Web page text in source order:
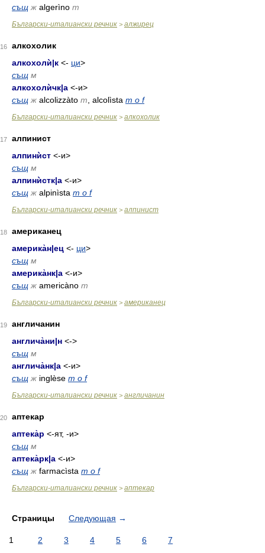
същ ж algerìno m
Български-италиански речник > алжирец
16
алкохолик
алкохолѝ|к <- ци>
същ м
алкохолѝчк|а <-и>
същ ж alcolizzàto m , alcolìsta m o f
Български-италиански речник > алкохолик
17
алпинист
алпинѝст <-и>
същ м
алпинѝстк|а <-и>
същ ж alpinìsta m o f
Български-италиански речник > алпинист
18
американец
америка̀н|ец <- ци>
същ м
америка̀нк|а <-и>
същ ж americàno m
Български-италиански речник > американец
19
англичанин
англича̀ни|н <->
същ м
англича̀нк|а <-и>
същ ж inglèse m o f
Български-италиански речник > англичанин
20
аптекар
аптека̀р <-ят, -и>
същ м
аптека̀рк|а <-и>
същ ж farmacìsta m o f
Български-италиански речник > аптекар
Страницы Следующая →
1 2 3 4 5 6 7